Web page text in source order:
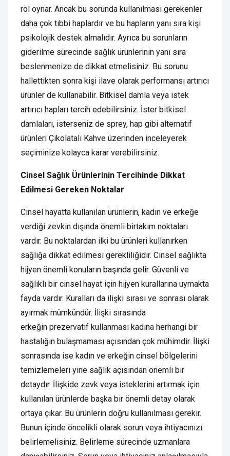
rol oynar. Ancak bu sorunda kullanılması gerekenler
daha çok tıbbi haplardır ve bu hapların yanı sıra kişi
psikolojik destek almalıdır. Ayrıca bu sorunların
giderilme sürecinde sağlık ürünlerinin yanı sıra
beslenmenize de dikkat etmelisiniz. Bu sorunu
hallettikten sonra kişi ilave olarak performansı artırıcı
ürünler de kullanabilir. Bitkisel damla veya istek
artırıcı hapları tercih edebilirsiniz. İster bitkisel
damlaları, isterseniz de sprey, hap gibi alternatif
ürünleri Çikolatalı Kahve üzerinden inceleyerek
seçiminize kolayca karar verebilirsiniz.
Cinsel Sağlık Ürünlerinin Tercihinde Dikkat
Edilmesi Gereken Noktalar
Cinsel hayatta kullanılan ürünlerin, kadın ve erkeğe
verdiği zevkin dışında önemli birtakım noktaları
vardır. Bu noktalardan ilki bu ürünleri kullanırken
sağlığa dikkat edilmesi gerekliliğidir. Cinsel sağlıkta
hijyen önemli konuların başında gelir. Güvenli ve
sağlıklı bir cinsel hayat için hijyen kurallarına uymakta
fayda vardır. Kuralları da ilişki sırası ve sonrası olarak
ayırmak mümkündür. İlişki sırasında
erkeğin prezervatif kullanması kadına herhangi bir
hastalığın bulaşmaması açısından çok mühimdir. İlişki
sonrasında ise kadın ve erkeğin cinsel bölgelerini
temizlemeleri yine sağlık açısından önemli bir
detaydır. İlişkide zevk veya isteklerini artırmak için
kullanılan ürünlerde başka bir önemli detay olarak
ortaya çıkar. Bu ürünlerin doğru kullanılması gerekir.
Bunun içinde öncelikli olarak sorun veya ihtiyacınızı
belirlemelisiniz. Belirleme sürecinde uzmanlara